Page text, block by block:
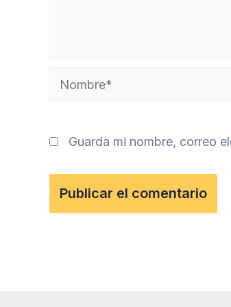
Nombre*
Guarda mi nombre, correo